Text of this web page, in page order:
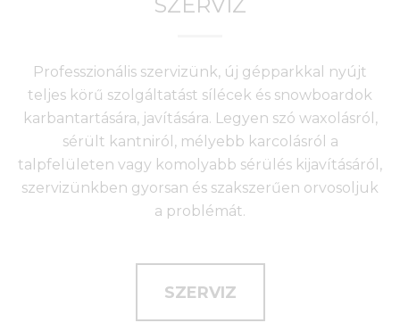
Professzionális szervizünk, új gépparkkal nyújt
teljes körű szolgáltatást sílécek és snowboardok
karbantartására, javítására. Legyen szó waxolásról,
sérült kantniról, mélyebb karcolásról a
talpfelületen vagy komolyabb sérülés kijavításáról,
szervizünkben gyorsan és szakszerűen orvosoljuk
a problémát.
SZERVIZ